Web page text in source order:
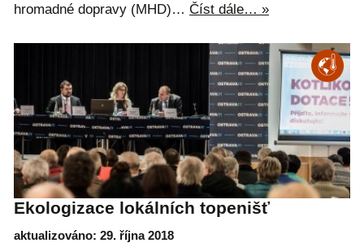
hromadné dopravy (MHD)… Číst dále… »
Ekologizace lokálních topenišť
aktualizováno: 29. října 2018